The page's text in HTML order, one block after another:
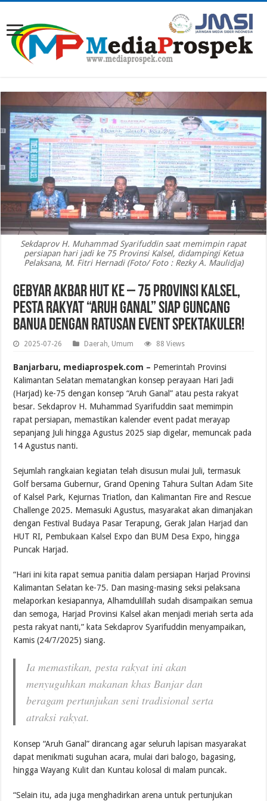
Sekdaprov H. Muhammad Syarifuddin saat memimpin rapat
persiapan hari jadi ke 75 Provinsi Kalsel, didampingi Ketua
Pelaksana, M. Fitri Hernadi (Foto/ Foto : Rezky A. Maulidja)
Gebyar Akbar HUT ke – 75 Provinsi Kalsel,
Pesta Rakyat “Aruh Ganal” Siap Guncang
Banua dengan Ratusan Event Spektakuler!
2025-07-26 Daerah, Umum 88 Views
Banjarbaru, mediaprospek.com – Pemerintah Provinsi
Kalimantan Selatan mematangkan konsep perayaan Hari Jadi
(Harjad) ke-75 dengan konsep “Aruh Ganal” atau pesta rakyat
besar. Sekdaprov H. Muhammad Syarifuddin saat memimpin
rapat persiapan, memastikan kalender event padat merayap
sepanjang Juli hingga Agustus 2025 siap digelar, memuncak pada
14 Agustus nanti.
Sejumlah rangkaian kegiatan telah disusun mulai Juli, termasuk
Golf bersama Gubernur, Grand Opening Tahura Sultan Adam Site
of Kalsel Park, Kejurnas Triatlon, dan Kalimantan Fire and Rescue
Challenge 2025. Memasuki Agustus, masyarakat akan dimanjakan
dengan Festival Budaya Pasar Terapung, Gerak Jalan Harjad dan
HUT RI, Pembukaan Kalsel Expo dan BUM Desa Expo, hingga
Puncak Harjad.
“Hari ini kita rapat semua panitia dalam persiapan Harjad Provinsi
Kalimantan Selatan ke-75. Dan masing-masing seksi pelaksana
melaporkan kesiapannya, Alhamdulillah sudah disampaikan semua
dan semoga, Harjad Provinsi Kalsel akan menjadi meriah serta ada
pesta rakyat nanti,” kata Sekdaprov Syarifuddin menyampaikan,
Kamis (24/7/2025) siang.
Ia memastikan, pesta rakyat ini akan
menyuguhkan makanan khas Banjar dan
beragam pertunjukan seni tradisional serta
atraksi rakyat.
Konsep “Aruh Ganal” dirancang agar seluruh lapisan masyarakat
dapat menikmati suguhan acara, mulai dari balogo, bagasing,
hingga Wayang Kulit dan Kuntau kolosal di malam puncak.
“Selain itu, ada juga menghadirkan arena untuk pertunjukan